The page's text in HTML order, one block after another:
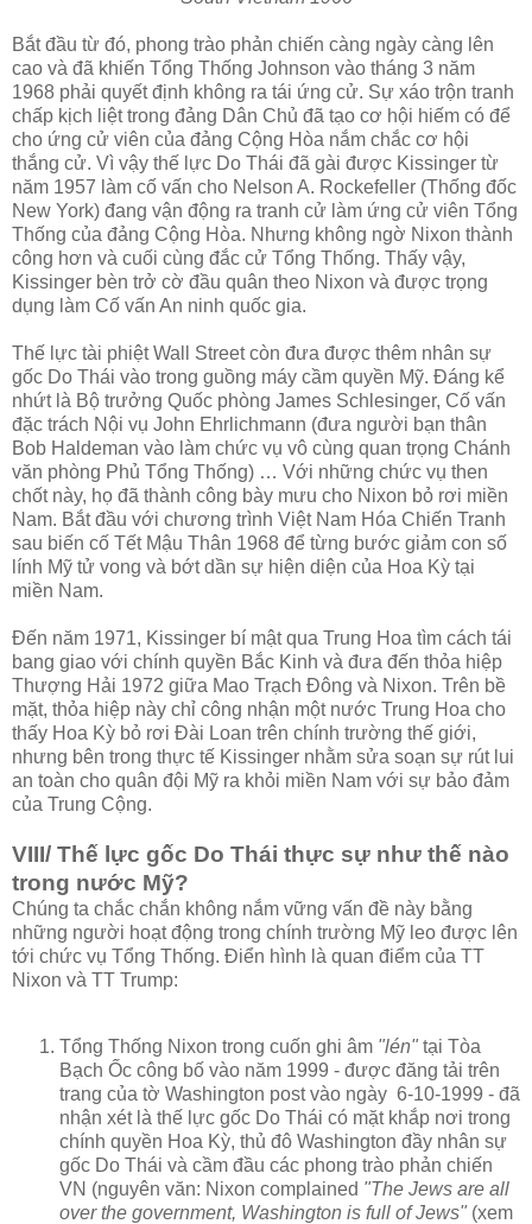
Bắt đầu từ đó, phong trào phản chiến càng ngày càng lên
cao và đã khiến Tổng Thống Johnson vào tháng 3 năm
1968 phải quyết định không ra tái ứng cử. Sự xáo trộn tranh
chấp kịch liệt trong đảng Dân Chủ đã tạo cơ hội hiếm có để
cho ứng cử viên của đảng Cộng Hòa nắm chắc cơ hội
thắng cử. Vì vậy thế lực Do Thái đã gài được Kissinger từ
năm 1957 làm cố vấn cho Nelson A. Rockefeller (Thống đốc
New York) đang vận động ra tranh cử làm ứng cử viên Tổng
Thống của đảng Cộng Hòa. Nhưng không ngờ Nixon thành
công hơn và cuối cùng đắc cử Tổng Thống. Thấy vậy,
Kissinger bèn trở cờ đầu quân theo Nixon và được trọng
dụng làm Cố vấn An ninh quốc gia.
Thế lực tài phiệt Wall Street còn đưa được thêm nhân sự
gốc Do Thái vào trong guồng máy cầm quyền Mỹ. Đáng kể
nhứt là Bộ trưởng Quốc phòng James Schlesinger, Cố vấn
đặc trách Nội vụ John Ehrlichmann (đưa người bạn thân
Bob Haldeman vào làm chức vụ vô cùng quan trọng Chánh
văn phòng Phủ Tổng Thống) … Với những chức vụ then
chốt này, họ đã thành công bày mưu cho Nixon bỏ rơi miền
Nam. Bắt đầu với chương trình Việt Nam Hóa Chiến Tranh
sau biến cố Tết Mậu Thân 1968 để từng bước giảm con số
lính Mỹ tử vong và bớt dần sự hiện diện của Hoa Kỳ tại
miền Nam.
Đến năm 1971, Kissinger bí mật qua Trung Hoa tìm cách tái
bang giao với chính quyền Bắc Kinh và đưa đến thỏa hiệp
Thượng Hải 1972 giữa Mao Trạch Đông và Nixon. Trên bề
mặt, thỏa hiệp này chỉ công nhận một nước Trung Hoa cho
thấy Hoa Kỳ bỏ rơi Đài Loan trên chính trường thế giới,
nhưng bên trong thực tế Kissinger nhằm sửa soạn sự rút lui
an toàn cho quân đội Mỹ ra khỏi miền Nam với sự bảo đảm
của Trung Cộng.
VIII/ Thế lực gốc Do Thái thực sự như thế nào
trong nước Mỹ?
Chúng ta chắc chắn không nắm vững vấn đề này bằng
những người hoạt động trong chính trường Mỹ leo được lên
tới chức vụ Tổng Thống. Điển hình là quan điểm của TT
Nixon và TT Trump:
Tổng Thống Nixon trong cuốn ghi âm "lén" tại Tòa
Bạch Ốc công bố vào năm 1999 - được đăng tải trên
trang của tờ Washington post vào ngày 6-10-1999 - đã
nhận xét là thế lực gốc Do Thái có mặt khắp nơi trong
chính quyền Hoa Kỳ, thủ đô Washington đầy nhân sự
gốc Do Thái và cầm đầu các phong trào phản chiến
VN (nguyên văn: Nixon complained "The Jews are all
over the government, Washington is full of Jews" (xem